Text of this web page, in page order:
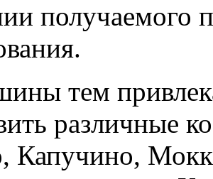
получаемого
тем
различные
Капучино,